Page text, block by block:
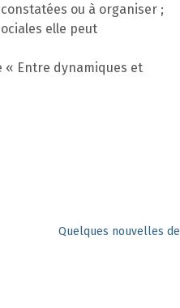
ou à organiser ;
elle peut
« Entre dynamiques et
Quelques nouvelles